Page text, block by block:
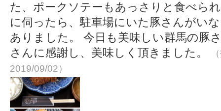
た、ポークソテーもあっさりと食べら
に伺ったら、駐車場にいた豚さんがい
ありました。 今日も美味しい群馬の豚
さんに感謝し、美味しく頂きました。
2019/09/02）